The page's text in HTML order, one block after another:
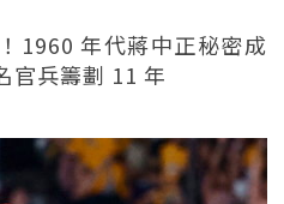
1960 年代蔣中正秘密成
官兵籌劃 11 年